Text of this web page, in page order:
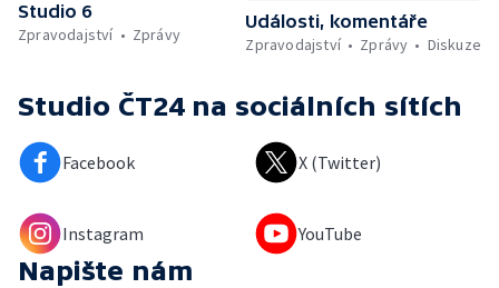
Studio 6
Zpravodajství
Zprávy
Události, komentáře
Zpravodajství
Zprávy Diskuze
Studio ČT24 na sociálních sítích
Facebook X (Twitter)
Instagram YouTube
Napište nám